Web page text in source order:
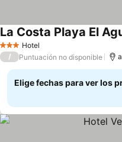
3 Estrellas
Hotel
La Costa Playa El
/ Puntuación no disponible
Elige fechas para ver los